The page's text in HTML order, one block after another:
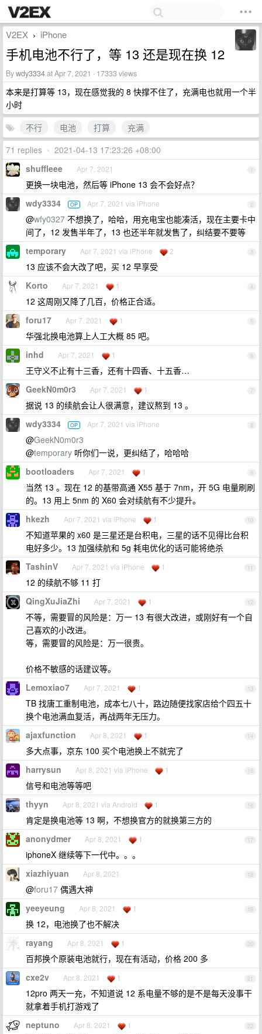
V2EX › iPhone
手机电池不行了，等 13 还是现在换 12
Bywdy3334at Apr 7, 2021 · 17333 views
本来是打算等 13，现在感觉我的 8 快撑不住了，充满电也就用一个半
小时
不行
电池 打算
充满
71 replies • 2021-04-13 17:23:26 +08:00
1
shuffleee Apr 7, 2021
更换一块电池，然后等 iPhone 13 会不会好点？
2
wdy3334 OP Apr 7, 2021 via iPhone
@wfy0327 不想换了，哈哈，用充电宝也能凑活，现在主要卡中
间了，12 发售半年了，13 也还半年就发售了，纠结要不要等
3
temporary Apr 7, 2021 via iPhone 2
13 应该不会大改了吧，买 12 早享受
4
Korto Apr 7, 2021 1
12 这周刚又降了几百，价格正合适。
5
foru17 Apr 7, 2021 1
华强北换电池算上人工大概 85 吧。
6
inhd Apr 7, 2021 1
王守义不止有十三香，还有十四香、十五香…
7
GeekN0m0r3 Apr 7, 2021 1
据说 13 的续航会让人很满意，建议熬到 13 。
8
wdy3334 OP Apr 7, 2021 via iPhone
@GeekN0m0r3
@temporary 听你们一说，更纠结了，哈哈哈
9
bootloaders Apr 7, 2021 1
当然 13 。现在 12 的基带高通 X55 基于 7nm，开 5G 电量刷刷
的。13 用上 5nm 的 X60 会对续航有不少提升。
10
hkezh Apr 7, 2021 via iPhone 1
不知道苹果的 x60 是三星还是台积电，三星的话不见得比台积
电好多少。13 加强续航和 5g 耗电优化的话可能将绝杀
11
TashinV Apr 7, 2021 via iPhone 1
12 的续航不够 11 打
12
QingXuJiaZhi Apr 7, 2021 1
不等，需要冒的风险是：万一 13 有很大改进，或刚好有一个自
己喜欢的小改进。
等，需要冒的风险是：万一很贵。
价格不敏感的话建议等。
13
Lemoxiao7 Apr 7, 2021 1
TB 找唐工重制电池，成本七八十，路边随便找家店给个四五十
换个电池满血复活，再战两年无压力。
14
ajaxfunction Apr 8, 2021 1
多大点事，京东 100 买个电池换上不就完了
15
harrysun Apr 8, 2021 via iPhone 1
信号和电池等等吧
16
thyyn Apr 8, 2021 via Android 1
肯定是换电池等 13 啊，不想换官方的就换第三方的
17
anonydmer Apr 8, 2021 1
iphoneX 继续等下一代中。。。
18
xiazhiyuan Apr 8, 2021
@foru17 偶遇大神
19
yeeyeung Apr 8, 2021 1
换 12，电池换了也不解决
20
rayang Apr 8, 2021 1
百邦换个原装电池就行，现在有活动，价格 200 多
21
cxe2v Apr 8, 2021 1
12pro 两天一充，不知道说 12 系电量不够的是不是每天没事干
就拿着手机打游戏了
22
neptuno Apr 8, 2021 1